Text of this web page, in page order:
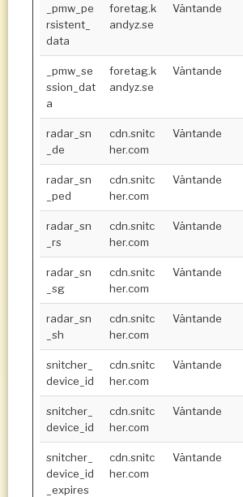
_pmw_pe
rsistent_
data
foretag.k
andyz.se
Väntande
_pmw_se
ssion_dat
a
foretag.k
andyz.se
Väntande
radar_sn
_de
cdn.snitc
her.com
Väntande
radar_sn
_ped
cdn.snitc
her.com
Väntande
radar_sn
_rs
cdn.snitc
her.com
Väntande
radar_sn
_sg
cdn.snitc
her.com
Väntande
radar_sn
_sh
cdn.snitc
her.com
Väntande
snitcher_
device_id
cdn.snitc
her.com
Väntande
snitcher_
device_id
cdn.snitc
her.com
Väntande
snitcher_
device_id
_expires
cdn.snitc
her.com
Väntande